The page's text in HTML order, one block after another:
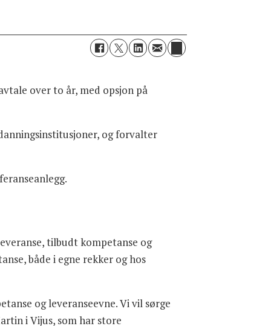
over to år, med opsjon på
og forvalter
tilbudt kompetanse og
både i egne rekker og hos
og leveranseevne. Vi vil sørge
i Vijus, som har store